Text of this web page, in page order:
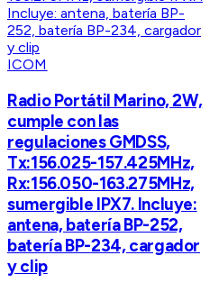
ICOM
Radio Portátil Marino, 2W,
cumple con las
regulaciones GMDSS,
Tx:156.025-157.425MHz,
Rx:156.050-163.275MHz,
sumergible IPX7. Incluye:
antena, batería BP-252,
batería BP-234, cargador
y clip